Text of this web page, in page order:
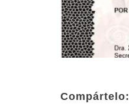
Compártelo: